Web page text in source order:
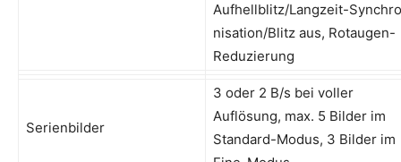
Aufhellblitz/Langzeit-
nisa­tion/Blitz aus, Rotaugen-
Reduzierung
Serienbilder
3 oder 2 B/s bei voller
Auflösung, max. 5 Bilder im
Standard-Modus, 3 Bilder im